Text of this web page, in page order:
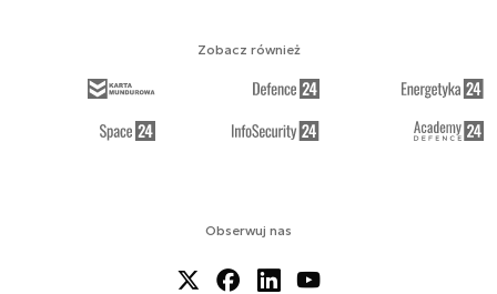
Obserwuj nas
Zobacz również